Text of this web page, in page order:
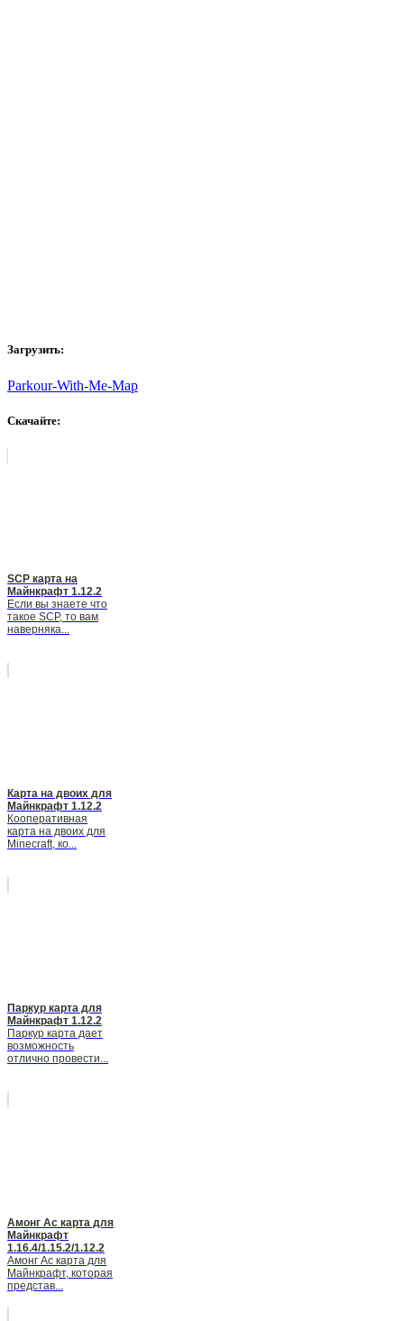
Загрузить:
Parkour-With-Me-Map
Скачайте:
SCP карта на
Майнкрафт 1.12.2
Если вы знаете что
такое SCP, то вам
наверняка...
Карта на двоих для
Майнкрафт 1.12.2
Кооперативная
карта на двоих для
Minecraft, ко...
Паркур карта для
Майнкрафт 1.12.2
Паркур карта дает
возможность
отлично провести...
Амонг Ас карта для
Майнкрафт
1.16.4/1.15.2/1.12.2
Амонг Ас карта для
Майнкрафт, которая
представ...